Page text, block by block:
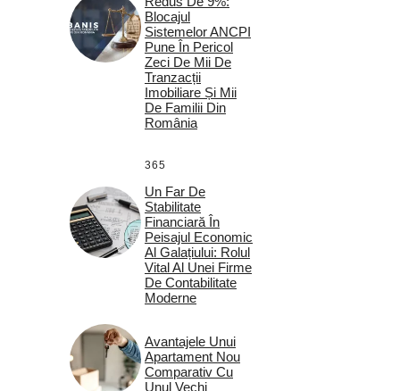
Blocajul
Sistemelor ANCPI
Pune În Pericol
Zeci De Mii De
Tranzacții
Imobiliare Și Mii
De Familii Din
România
365
Un Far De
Stabilitate
Financiară În
Peisajul Economic
Al Galațiului: Rolul
Vital Al Unei Firme
De Contabilitate
Moderne
Avantajele Unui
Apartament Nou
Comparativ Cu
Unul Vechi